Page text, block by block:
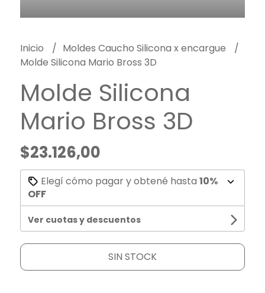
Inicio
Moldes Caucho Silicona x encargue
Molde Silicona Mario Bross 3D
Molde Silicona
Mario Bross 3D
$23.126,00
Elegí cómo pagar y obtené hasta 10%
OFF
Ver cuotas y descuentos
SIN STOCK